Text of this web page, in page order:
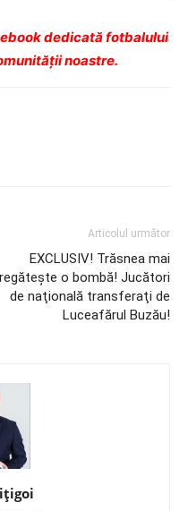
dedicată fotbalului
noastre.
Articolul următor
EXCLUSIV! Trăsnea mai
o bombă! Jucători
de naţională transferaţi de
Luceafărul Buzău!